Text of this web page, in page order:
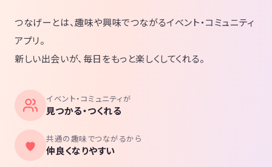
つなげーとは、趣味や興味でつながるイベント・コミュニティ
アプリ。
新しい出会いが、毎日をもっと楽しくしてくれる。
イベント・コミュニティが
見つかる・つくれる
共通の趣味でつながるから
仲良くなりやすい